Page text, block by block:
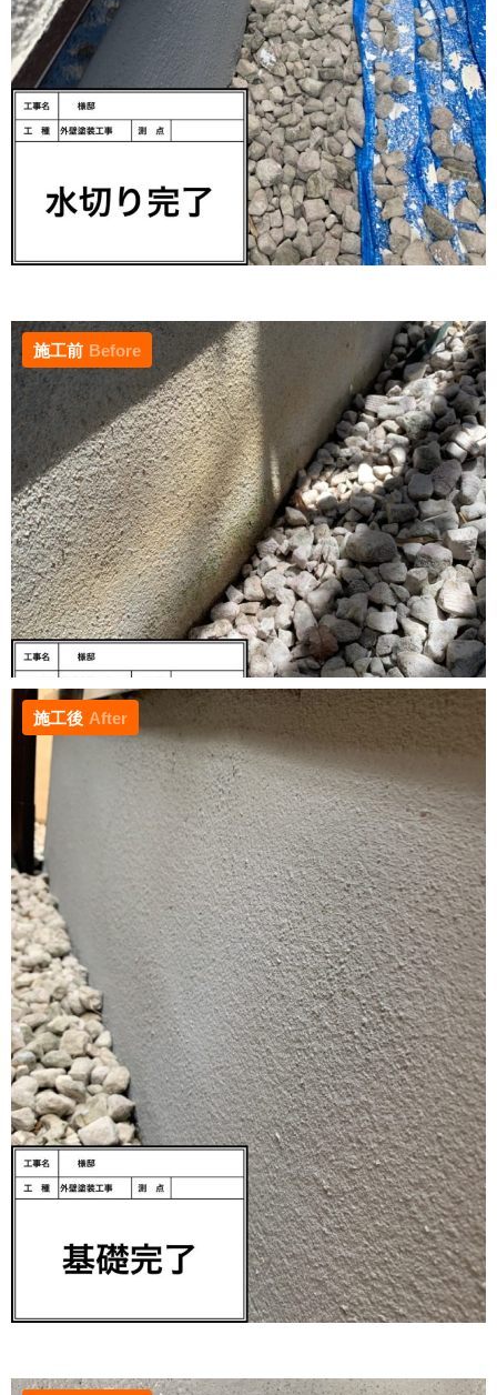
施工前 Before
施工後 After